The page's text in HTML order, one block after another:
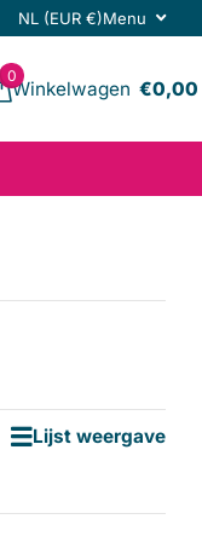
NL (EUR €)Menu
Winkelwagen
0
€0,00
Lijst weergave